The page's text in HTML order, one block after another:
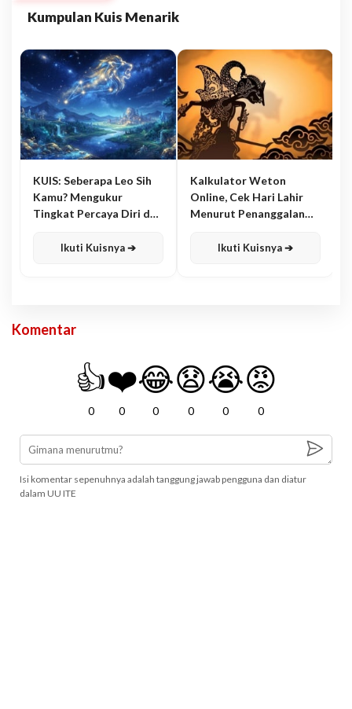
Kumpulan Kuis Menarik
KUIS: Seberapa Leo Sih
Kamu? Mengukur
Tingkat Percaya Diri dan
Ikuti Kuisnya ➔
Kalkulator Weton
Online, Cek Hari Lahir
Menurut Penanggalan
Ikuti Kuisnya ➔
Komentar
👍
0
❤️
0
😂
0
😧
0
😭
0
😡
0
Isi komentar sepenuhnya adalah tanggung jawab pengguna dan diatur
dalam UU ITE